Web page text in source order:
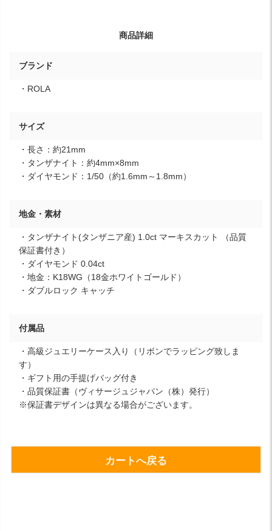
商品詳細
ブランド
・ROLA
サイズ
・長さ：約21mm
・タンザナイト：約4mm×8mm
・ダイヤモンド：1/50（約1.6mm～1.8mm）
地金・素材
・タンザナイト(タンザニア産) 1.0ct マーキスカット （品質
保証書付き）
・ダイヤモンド 0.04ct
・地金：K18WG（18金ホワイトゴールド）
・ダブルロック キャッチ
付属品
・高級ジュエリーケース入り（リボンでラッピング致しま
す）
・ギフト用の手提げバッグ付き
・品質保証書（ヴィサージュジャパン（株）発行）
※保証書デザインは異なる場合がございます。
カートへ戻る